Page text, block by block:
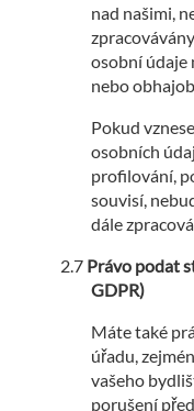
nad našimi,
osobní údaje
nebo
Pokud
osobních
profilování,
souvisí,
dále
Právo podat
GDPR)
Máte také
úřadu,
vašeho
porušení